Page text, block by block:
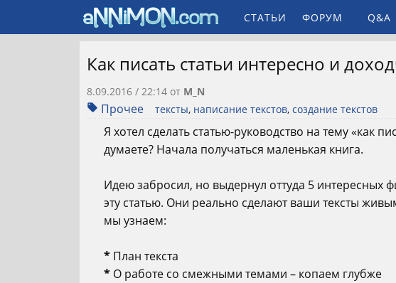
СТАТЬИ ФОРУМ Q&A
Как писать статьи интересно и
8.09.2016 / 22:14 от M_N
Прочее тексты, написание текстов, создание текстов
Я хотел сделать статью-руководство на тему «как
думаете? Начала получаться маленькая книга.
Идею забросил, но выдернул оттуда 5 интересных
эту статью. Они реально сделают ваши тексты
мы узнаем:
* План текста
* О работе со смежными темами – копаем глубже